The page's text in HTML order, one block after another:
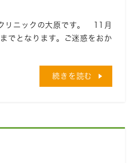
ニックの大原です。 11月
でとなります。ご迷惑をおか
続きを読む